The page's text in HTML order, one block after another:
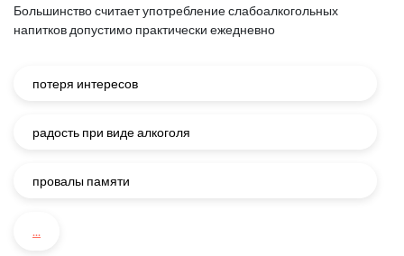
Большинство считает употребление слабоалкогольных
напитков допустимо практически ежедневно
потеря интересов
радость при виде алкоголя
провалы памяти
...